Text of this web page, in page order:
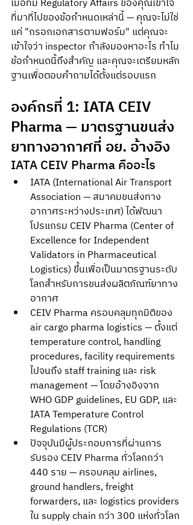
เมื่อทีม Regulatory Affairs ของคุณเข้าใจ
ที่มาที่ไปของข้อกำหนดเหล่านี้ — คุณจะไม่ใช่
แค่ "กรอกเอกสารตามฟอร์ม" แต่คุณจะ
เข้าใจว่า inspector กำลังมองหาอะไร ทำไม
ข้อกำหนดนี้ถึงสำคัญ และคุณจะเตรียมหลัก
ฐานเพื่อตอบคำถามได้ตั้งแต่รอบแรก
องค์กรที่ 1: IATA CEIV
Pharma — มาตรฐานขนส่ง
ยาทางอากาศที่ อย. อ้างอิง
IATA CEIV Pharma คืออะไร
IATA (International Air Transport
Association — สมาคมขนส่งทาง
อากาศระหว่างประเทศ) ได้พัฒนา
โปรแกรม CEIV Pharma (Center of
Excellence for Independent
Validators in Pharmaceutical
Logistics) ขึ้นเพื่อเป็นมาตรฐานระดับ
โลกสำหรับการขนส่งผลิตภัณฑ์ยาทาง
อากาศ
CEIV Pharma ครอบคลุมทุกมิติของ
air cargo pharma logistics — ตั้งแต่
temperature control, handling
procedures, facility requirements
ไปจนถึง staff training และ risk
management — โดยอ้างอิงจาก
WHO GDP guidelines, EU GDP, และ
IATA Temperature Control
Regulations (TCR)
ปัจจุบันมีผู้ประกอบการที่ผ่านการ
รับรอง CEIV Pharma ทั่วโลกกว่า
440 ราย — ครอบคลุม airlines,
ground handlers, freight
forwarders, และ logistics providers
ใน supply chain กว่า 300 แห่งทั่วโลก